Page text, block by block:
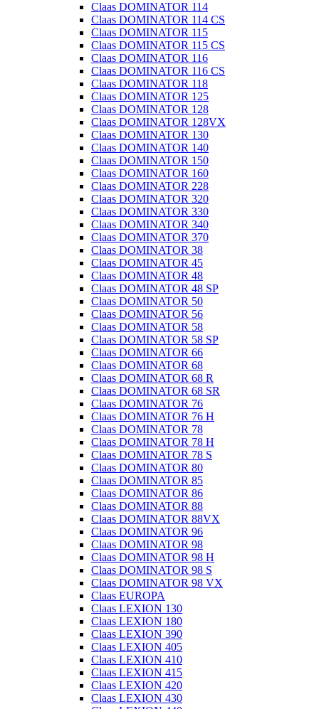
Claas DOMINATOR 114
Claas DOMINATOR 114 CS
Claas DOMINATOR 115
Claas DOMINATOR 115 CS
Claas DOMINATOR 116
Claas DOMINATOR 116 CS
Claas DOMINATOR 118
Claas DOMINATOR 125
Claas DOMINATOR 128
Claas DOMINATOR 128VX
Claas DOMINATOR 130
Claas DOMINATOR 140
Claas DOMINATOR 150
Claas DOMINATOR 160
Claas DOMINATOR 228
Claas DOMINATOR 320
Claas DOMINATOR 330
Claas DOMINATOR 340
Claas DOMINATOR 370
Claas DOMINATOR 38
Claas DOMINATOR 45
Claas DOMINATOR 48
Claas DOMINATOR 48 SP
Claas DOMINATOR 50
Claas DOMINATOR 56
Claas DOMINATOR 58
Claas DOMINATOR 58 SP
Claas DOMINATOR 66
Claas DOMINATOR 68
Claas DOMINATOR 68 R
Claas DOMINATOR 68 SR
Claas DOMINATOR 76
Claas DOMINATOR 76 H
Claas DOMINATOR 78
Claas DOMINATOR 78 H
Claas DOMINATOR 78 S
Claas DOMINATOR 80
Claas DOMINATOR 85
Claas DOMINATOR 86
Claas DOMINATOR 88
Claas DOMINATOR 88VX
Claas DOMINATOR 96
Claas DOMINATOR 98
Claas DOMINATOR 98 H
Claas DOMINATOR 98 S
Claas DOMINATOR 98 VX
Claas EUROPA
Claas LEXION 130
Claas LEXION 180
Claas LEXION 390
Claas LEXION 405
Claas LEXION 410
Claas LEXION 415
Claas LEXION 420
Claas LEXION 430